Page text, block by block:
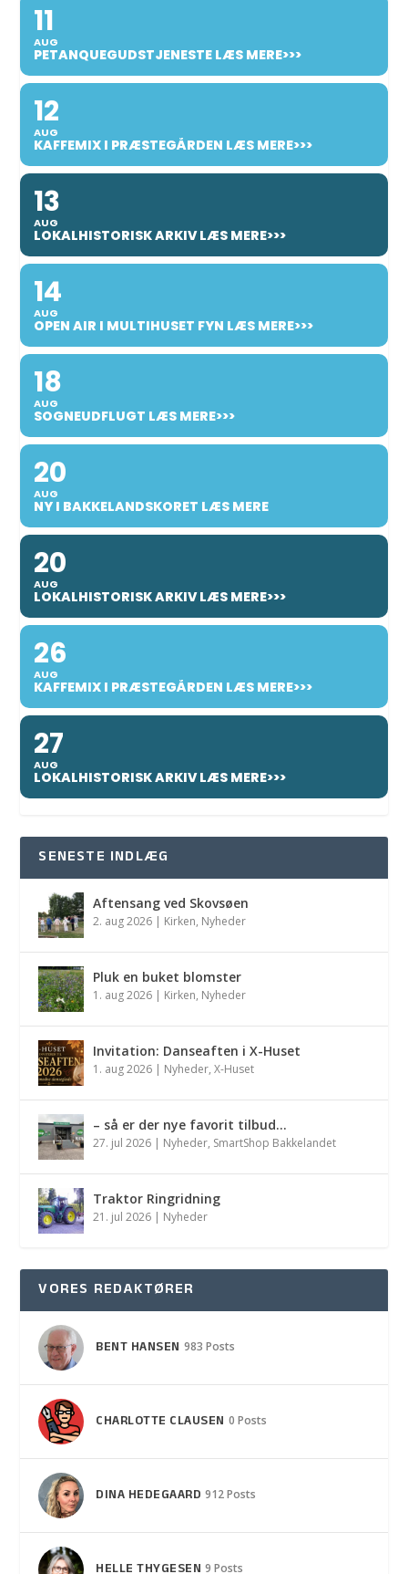
11
AUG
PETANQUEGUDSTJENESTE LÆS MERE>>>
12
AUG
KAFFEMIX I PRÆSTEGÅRDEN LÆS MERE>>>
13
AUG
LOKALHISTORISK ARKIV LÆS MERE>>>
14
AUG
OPEN AIR I MULTIHUSET FYN LÆS MERE>>>
18
AUG
SOGNEUDFLUGT LÆS MERE>>>
20
AUG
NY I BAKKELANDSKORET LÆS MERE
20
AUG
LOKALHISTORISK ARKIV LÆS MERE>>>
26
AUG
KAFFEMIX I PRÆSTEGÅRDEN LÆS MERE>>>
27
AUG
LOKALHISTORISK ARKIV LÆS MERE>>>
SENESTE INDLÆG
Aftensang ved Skovsøen
2. aug 2026 | Kirken, Nyheder
Pluk en buket blomster
1. aug 2026 | Kirken, Nyheder
Invitation: Danseaften i X-Huset
1. aug 2026 | Nyheder,X-Huset
– så er der nye favorit tilbud…
27. jul 2026 | Nyheder, SmartShop Bakkelandet
Traktor Ringridning
21. jul 2026 | Nyheder
VORES REDAKTØRER
BENT HANSEN 983 Posts
CHARLOTTE CLAUSEN 0 Posts
DINA HEDEGAARD 912 Posts
9 Posts